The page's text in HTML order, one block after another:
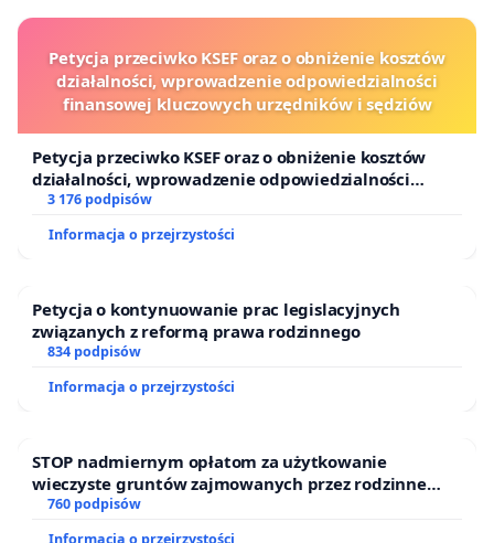
Petycja przeciwko KSEF oraz o obniżenie kosztów
działalności, wprowadzenie odpowiedzialności
finansowej kluczowych urzędników i sędziów
Petycja przeciwko KSEF oraz o obniżenie kosztów
działalności, wprowadzenie odpowiedzialności
finansowej kluczowych urzędników i sędziów
3 176 podpisów
Informacja o przejrzystości
Petycja o kontynuowanie prac legislacyjnych
związanych z reformą prawa rodzinnego
834 podpisów
Informacja o przejrzystości
STOP nadmiernym opłatom za użytkowanie
wieczyste gruntów zajmowanych przez rodzinne
ogrody działkowe.
760 podpisów